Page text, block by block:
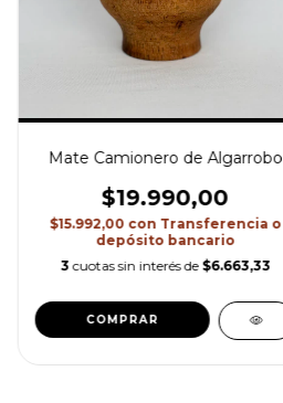
Mate Camionero de Algarrobo
$19.990,00
$15.992,00 con Transferencia o
depósito bancario
3 cuotas sin interés de $6.663,33
COMPRAR